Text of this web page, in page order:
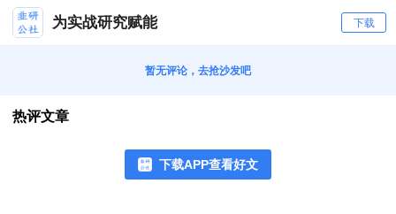
为实战研究赋能 下载
暂无评论，去抢沙发吧
热评文章
下载APP查看好文